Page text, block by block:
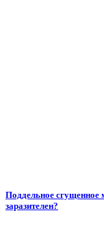
Поддельное сгущенное
заразителен?